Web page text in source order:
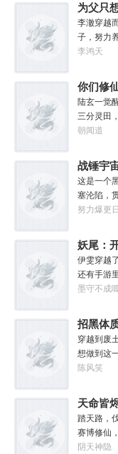
为父只
长生
李澈穿越
子，努力
生不再平
无灾，获
【棋圣】
大一岁，
澈有了一
父只想……
间。
李鸿天
你们修
陆玄一觉
三分灵田
自己便能
焰丹丹方
行界风起
缘，得法
朝闻道
战锤宇
这是一个
塞沦陷，
代降临。
失的来到
过。”“我
是个优秀
他都要跳
个方块的
孩子抓了
绝。奸奇
给打碎了
他。
努力爆更
妖尾：
女王艾
伊雯穿越
还有手游
伊雯自认
双眼的伊
本就不是
艾琳捕捉
墨守不成
招黑体
废土
穿越到废
想做到这
虑怎么变
陈风笑
天命皆
踏天路，
赛博修仙
阴天神隐